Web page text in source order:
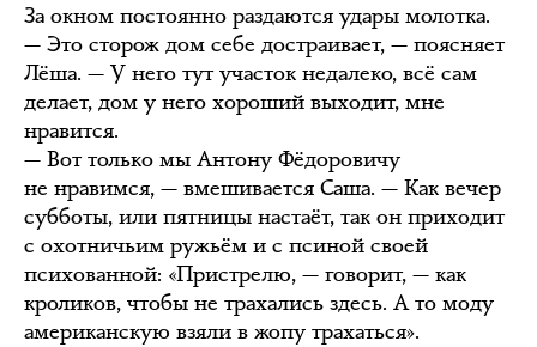
За окном постоянно раздаются удары молотка.
— Это сторож дом себе достраивает, — поясняет
Лёша. — У него тут участок недалеко, всё сам
делает, дом у него хороший выходит, мне
нравится.
— Вот только мы Антону Фёдоровичу
не нравимся, — вмешивается Саша. — Как вечер
субботы, или пятницы настаёт, так он приходит
с охотничьим ружьём и с псиной своей
психованной: «Пристрелю, — говорит, — как
кроликов, чтобы не трахались здесь. А то моду
американскую взяли в жопу трахаться».